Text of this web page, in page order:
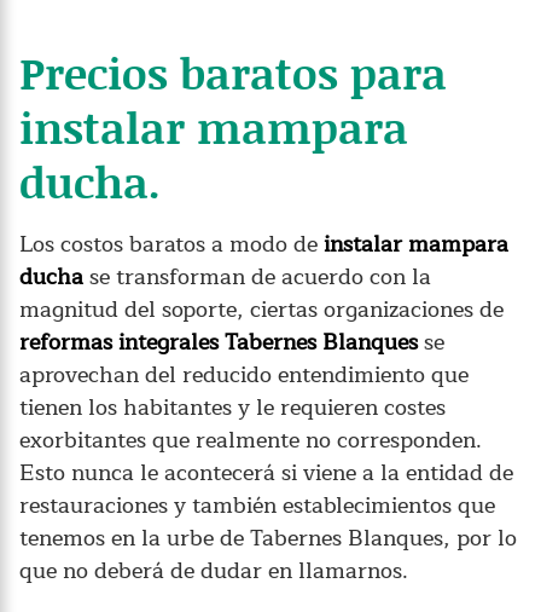
Precios baratos para
instalar mampara
ducha.
Los costos baratos a modo deinstalar mampara
duchase transforman de acuerdo con la
magnitud del soporte, ciertas organizaciones de
reformas integrales Tabernes Blanquesse
aprovechan del reducido entendimiento que
tienen los habitantes y le requieren costes
exorbitantes que realmente no corresponden.
Esto nunca le acontecerá si viene a la entidad de
restauraciones y también establecimientos que
tenemos en la urbe de Tabernes Blanques, por lo
que no deberá de dudar en llamarnos.